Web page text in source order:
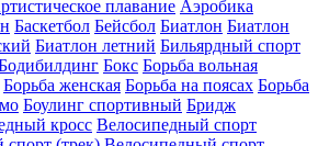
плавание Аэробика
Баскетбол Бейсбол Биатлон Биатлон
Биатлон летний Бильярдный спорт
Бокс Борьба вольная
Борьба женская Борьба на поясах Борьба
Боулинг спортивный Бридж
кросс Велосипедный спорт